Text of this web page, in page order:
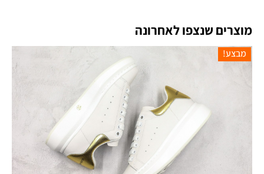
מוצרים שנצפו לאחרונה
מבצע!